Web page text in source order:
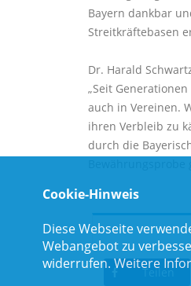
Bayern dankbar
Streitkräftebasen
Dr. Harald
Seit Generationen
auch in Vereinen.
ihren Verbleib zu
durch die
Teilen
Cookie-Hinweis
Diese Webseite
Webangebot zu
widerrufen. Weitere